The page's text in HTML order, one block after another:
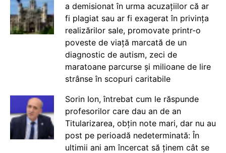
a demisionat în urma acuzațiilor că ar
fi plagiat sau ar fi exagerat în privința
realizărilor sale, promovate printr-o
poveste de viață marcată de un
diagnostic de autism, zeci de
maratoane parcurse și milioane de lire
strânse în scopuri caritabile
Sorin Ion, întrebat cum le răspunde
profesorilor care dau an de an
Titularizarea, obțin note mari, dar nu au
post pe perioadă nedeterminată: În
ultimii ani am încercat să ținem cât se